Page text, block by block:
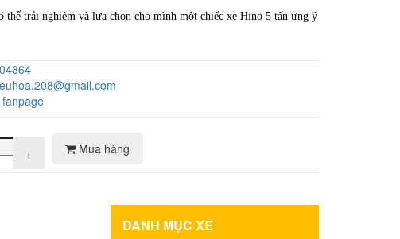
thể trải nghiệm và lựa chọn cho mình một chiếc xe Hino 5 tấn ưng ý
+ Mua hàng
DANH MỤC XE